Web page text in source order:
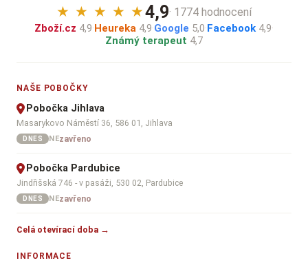
★ ★ ★ ★ ★4,9· 1774 hodnocení
Zboží.cz 4,9·Heureka 4,9·Google 5,0·Facebook 4,9·
Známý terapeut 4,7
NAŠE POBOČKY
Pobočka Jihlava
Masarykovo Náměstí 36, 586 01, Jihlava
DNES NEzavřeno
Pobočka Pardubice
Jindřišská 746 - v pasáži, 530 02, Pardubice
DNES NEzavřeno
Celá otevírací doba →
INFORMACE